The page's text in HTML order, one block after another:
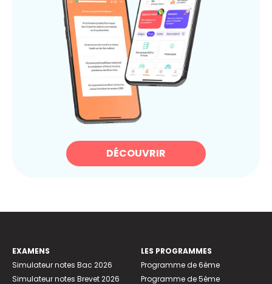
DÉCOUVRIR
EXAMENS
Simulateur notes Bac 2026
Simulateur notes Brevet 2026
LES PROGRAMMES
Programme de 6ème
Programme de 5ème